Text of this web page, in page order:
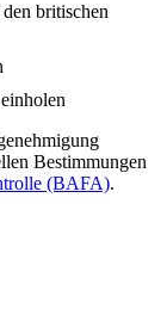
britischen
Bestimmungen
(BAFA).